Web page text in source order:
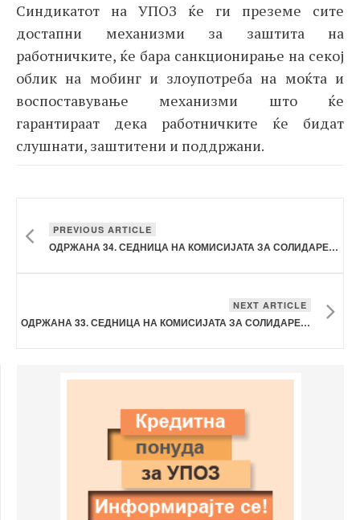
Синдикатот на УПОЗ ќе ги преземе сите
достапни механизми за заштита на
работничките, ќе бара санкционирање на секој
облик на мобинг и злоупотреба на моќта и
воспоставување механизми што ќе
гарантираат дека работничките ќе бидат
слушнати, заштитени и поддржани.
PREVIOUS ARTICLE
ОДРЖАНА 34. СЕДНИЦА НА КОМИСИЈАТА ЗА СОЛИДАРЕН ФОНД
NEXT ARTICLE
ОДРЖАНА 33. СЕДНИЦА НА КОМИСИЈАТА ЗА СОЛИДАРЕН ФОНД